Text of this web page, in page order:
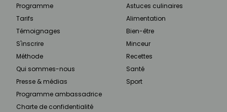
Programme
Tarifs
Témoignages
S'inscrire
Méthode
Qui sommes-nous
Presse & médias
Programme ambassadrice
Charte de confidentialité
Astuces culinaires
Alimentation
Bien-être
Minceur
Recettes
Santé
Sport